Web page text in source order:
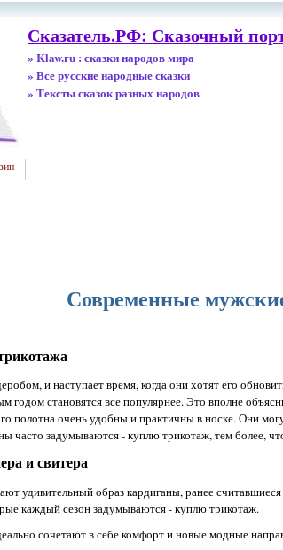
Сказатель.РФ: Сказочный
» Klaw.ru : сказки народов мира
» Все русские народные сказки
» Тексты сказок разных народов
Современные
и наступает время, когда они хотят его
годом становятся все популярнее. Это вполне
полотна очень удобны и практичны в носке. Они
часто задумываются - куплю трикотаж, тем более,
и свитера
удивительный образ кардиганы, ранее
каждый сезон задумываются - куплю трикотаж.
сочетают в себе комфорт и новые модные